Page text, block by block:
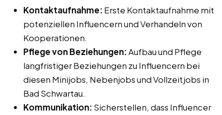
Kontaktaufnahme: Erste Kontaktaufnahme mit
potenziellen Influencern und Verhandeln von
Kooperationen.
Pflege von Beziehungen:Aufbau und Pflege
langfristiger Beziehungen zu Influencern bei
diesen Minijobs, Nebenjobs und Vollzeitjobs in
Bad Schwartau.
Kommunikation: Sicherstellen, dass Influencer